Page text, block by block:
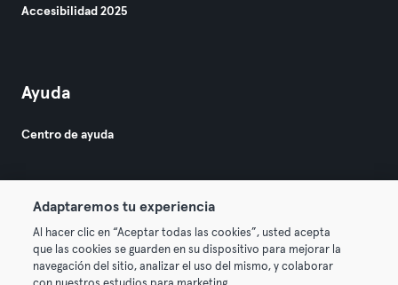
Accesibilidad 2025
Ayuda
Centro de ayuda
© 2026 Urban Sports Group GmbH. All rights reserved.
Términos y condiciones Privacidad
Adaptaremos tu experiencia
Al hacer clic en “Aceptar todas las cookies”, usted acepta
que las cookies se guarden en su dispositivo para mejorar la
navegación del sitio, analizar el uso del mismo, y colaborar